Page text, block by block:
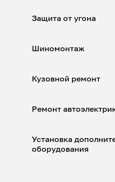
Защита от угона
Шиномонтаж
Кузовной ремонт
Ремонт
Установка
оборудования